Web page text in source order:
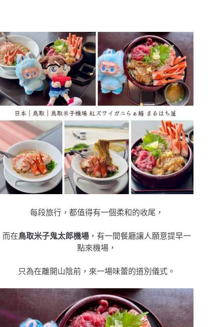
每段旅行，都值得有一個柔和的收尾，
而在鳥取米子鬼太郎機場 ，有一間餐廳讓人願意提早一
點來機場，
只為在離開山陰前，來一場味蕾的道別儀式。